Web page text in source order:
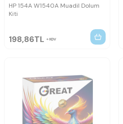
HP 154A W1540A Muadil Dolum
Kiti
198,86TL KDV